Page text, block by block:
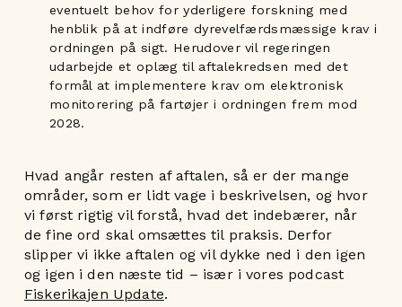
eventuelt behov for yderligere forskning med
henblik på at indføre dyrevelfærdsmæssige krav i
ordningen på sigt. Herudover vil regeringen
udarbejde et oplæg til aftalekredsen med det
formål at implementere krav om elektronisk
monitorering på fartøjer i ordningen frem mod
2028.
Hvad angår resten af aftalen, så er der mange
områder, som er lidt vage i beskrivelsen, og hvor
vi først rigtig vil forstå, hvad det indebærer, når
de fine ord skal omsættes til praksis. Derfor
slipper vi ikke aftalen og vil dykke ned i den igen
og igen i den næste tid – især i vores podcast
Fiskerikajen Update.